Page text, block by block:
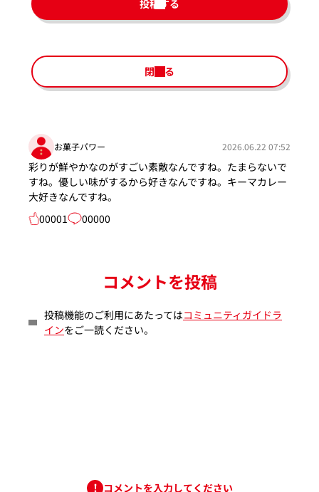
投稿する
閉じる
お菓子パワー 2026.06.22 07:52
彩りが鮮やかなのがすごい素敵なんですね。たまらないで
すね。優しい味がするから好きなんですね。キーマカレー
大好きなんですね。
00001
00000
コメントを投稿
投稿機能のご利用にあたってはコミュニティガイドラ
インをご一読ください。
コメントを入力してください